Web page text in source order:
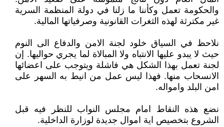
والحكومة تعمل وكأننا ما زلنا في دولة المنظمة السرية
غير مكترثة لهذه الثغرات القانونية وصرفياتها المالية.
نلاحظ في السياق خلود لجنة الامن والدفاع الى النوم
حيث لا يبدو عليها الانتباه ولا المبالاة لما يجري حواليها. إن
لجنة تعمل بهذا الشكل هي فاشلة ويتوجب على اعضائها
الانسحاب منها. فهذا ليس عمل من انيط به السهر على
امن البلد وامواله.
نضع هذه النقاط امام مجلس النواب للنظر فيه قبل
الشروع بتخصيص اية اموال جديدة لوزارة الداخلية.